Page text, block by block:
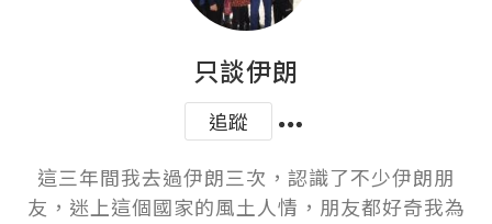
只談伊朗
追蹤
這三年間我去過伊朗三次，認識了不少伊朗朋
友，迷上這個國家的風土人情，朋友都好奇我為